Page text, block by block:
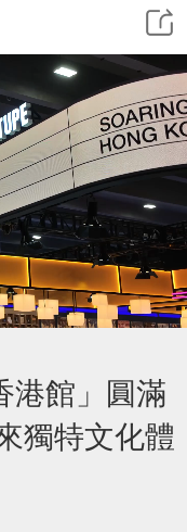
港館」圓滿
獨特文化體